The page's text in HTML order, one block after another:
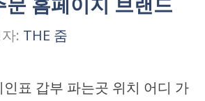
: THE 줌
표 갑부 파는곳 위치 어디 가